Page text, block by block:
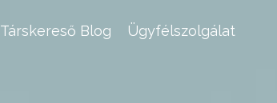
Társkereső Blog Ügyfélszolgálat